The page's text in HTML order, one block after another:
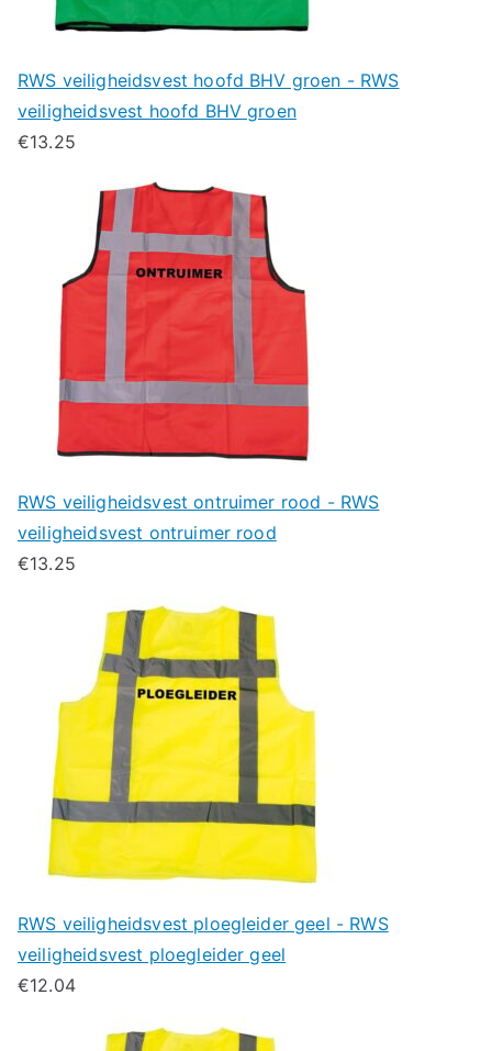
RWS veiligheidsvest hoofd BHV groen - RWS
veiligheidsvest hoofd BHV groen
€13.25
RWS veiligheidsvest ontruimer rood - RWS
veiligheidsvest ontruimer rood
€13.25
RWS veiligheidsvest ploegleider geel - RWS
veiligheidsvest ploegleider geel
€12.04